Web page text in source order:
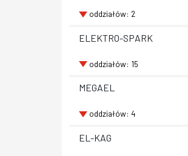
oddziałów: 2
ELEKTRO-SPARK
oddziałów: 15
MEGAEL
oddziałów: 4
EL-KAG